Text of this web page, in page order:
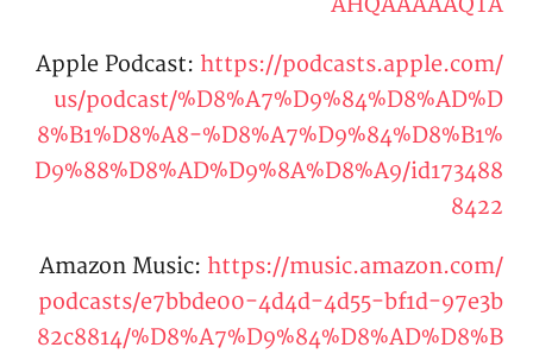
Apple Podcast: https://podcasts.apple.com/
us/podcast/%D8%A7%D9%84%D8%AD%D
8%B1%D8%A8-%D8%A7%D9%84%D8%B1%
D9%88%D8%AD%D9%8A%D8%A9/id173488
8422
Amazon Music: https://music.amazon.com/
podcasts/e7bbde00-4d4d-4d55-bf1d-97e3b
82c8814/%D8%A7%D9%84%D8%AD%D8%B